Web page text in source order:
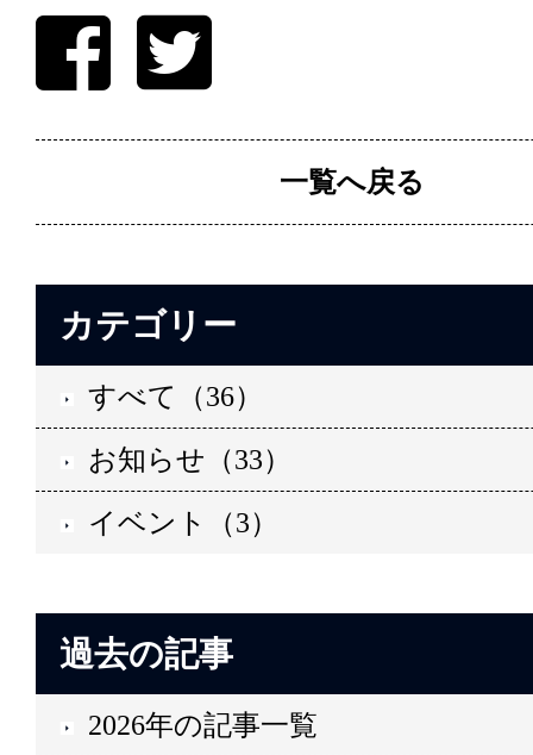
一覧へ戻る
カテゴリー
すべて（36）
お知らせ（33）
イベント（3）
過去の記事
2026年の記事一覧